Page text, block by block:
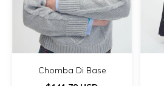
Chomba Di Base